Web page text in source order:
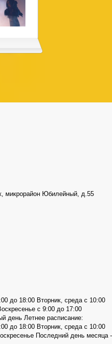
микрорайон Юбилейный, д.55
до 18:00 Вторник, среда с 10:00
с 9:00 до 17:00
день Летнее расписание:
до 18:00 Вторник, среда с 10:00
Последний день месяца -